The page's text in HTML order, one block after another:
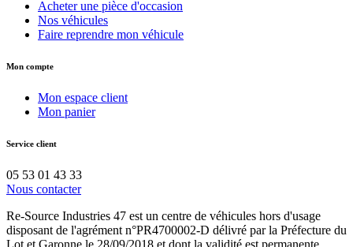
Acheter une pièce d'occasion
Nos véhicules
Faire reprendre mon véhicule
Mon compte
Mon espace client
Mon panier
Service client
05 53 01 43 33
Nous contacter
Re-Source Industries 47 est un centre de véhicules hors d'usage
disposant de l'agrément n°PR4700002-D délivré par la Préfecture du
Lot et Garonne le 28/09/2018 et dont la validité est permanente.